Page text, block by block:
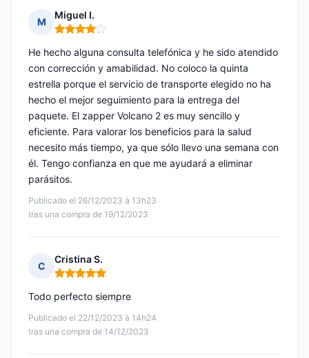
M
Miguel I.
Nota: 4 de 5
Publicado el 26/12/2023 à 13h23
tras una compra de 19/12/2023
He hecho alguna consulta telefónica y he sido atendido
con corrección y amabilidad. No coloco la quinta
estrella porque el servicio de transporte elegido no ha
hecho el mejor seguimiento para la entrega del
paquete. El zapper Volcano 2 es muy sencillo y
eficiente. Para valorar los beneficios para la salud
necesito más tiempo, ya que sólo llevo una semana con
él. Tengo confianza en que me ayudará a eliminar
parásitos.
C
Cristina S.
Nota: 5 de 5
Publicado el 22/12/2023 à 14h24
tras una compra de 14/12/2023
Todo perfecto siempre